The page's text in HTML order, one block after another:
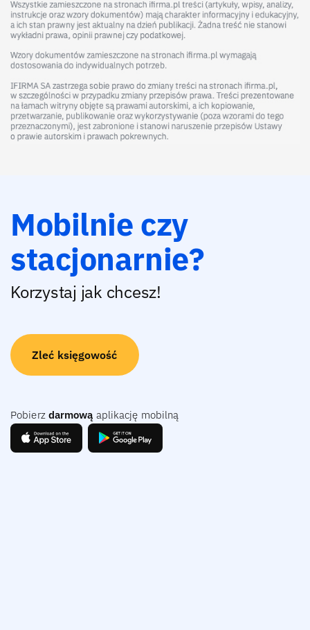
maszyn czy wyposażenia. W takich przypadkach wsparciem
finansowym może być kredyt obrotowy dla firm, który pozwala
utrzymać stabilność finansową i sprawnie zarządzać bieżącymi
Adrianna Glapiak 2 stycznia 2026
W warunkach rosnącej konkurencji na rynku pracy coraz więcej
pracodawców zadaje sobie pytanie, jak skutecznie motywować
pracowników, budować ich lojalność i jednocześnie wyróżnić się
dla pracowników.
Adrianna Glapiak 12 lutego 2026